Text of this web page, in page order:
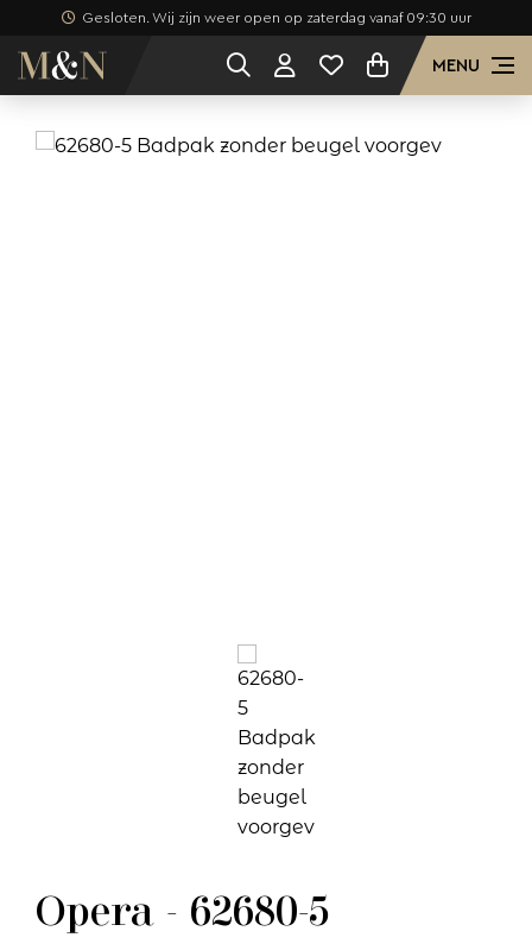
Gesloten. Wij zijn weer open op zaterdag vanaf 09:30 uur
MENU
Opera - 62680-5